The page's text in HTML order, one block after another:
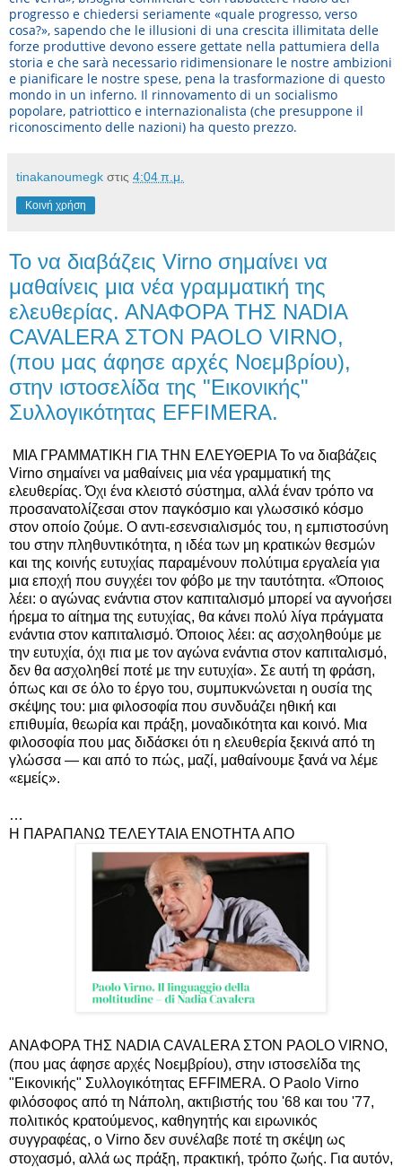
progresso e chiedersi seriamente «quale progresso, verso
cosa?», sapendo che le illusioni di una crescita illimitata delle
forze produttive devono essere gettate nella pattumiera della
storia e che sarà necessario ridimensionare le nostre ambizioni
e pianificare le nostre spese, pena la trasformazione di questo
mondo in un inferno. Il rinnovamento di un socialismo
popolare, patriottico e internazionalista (che presuppone il
riconoscimento delle nazioni) ha questo prezzo.
tinakanoumegk στις 4:04 π.μ.
Κοινή χρήση
Το να διαβάζεις Virno σημαίνει να
μαθαίνεις μια νέα γραμματική της
ελευθερίας. ΑΝΑΦΟΡΑ ΤΗΣ NADIA
CAVALERA ΣTOΝ PAOLO VIRNO,
(που μας άφησε αρχές Νοεμβρίου),
στην ιστοσελίδα της "Εικονικής"
Συλλογικότητας EFFIMERA.
ΜΙΑ ΓΡΑΜΜΑΤΙΚΗ ΓΙΑ ΤΗΝ ΕΛΕΥΘΕΡΙΑ Το να διαβάζεις
Virno σημαίνει να μαθαίνεις μια νέα γραμματική της
ελευθερίας. Όχι ένα κλειστό σύστημα, αλλά έναν τρόπο να
προσανατολίζεσαι στον παγκόσμιο και γλωσσικό κόσμο
στον οποίο ζούμε. Ο αντι-εσενσιαλισμός του, η εμπιστοσύνη
του στην πληθυντικότητα, η ιδέα των μη κρατικών θεσμών
και της κοινής ευτυχίας παραμένουν πολύτιμα εργαλεία για
μια εποχή που συγχέει τον φόβο με την ταυτότητα. «Όποιος
λέει: ο αγώνας ενάντια στον καπιταλισμό μπορεί να αγνοήσει
ήρεμα το αίτημα της ευτυχίας, θα κάνει πολύ λίγα πράγματα
ενάντια στον καπιταλισμό. Όποιος λέει: ας ασχοληθούμε με
την ευτυχία, όχι πια με τον αγώνα ενάντια στον καπιταλισμό,
δεν θα ασχοληθεί ποτέ με την ευτυχία». Σε αυτή τη φράση,
όπως και σε όλο το έργο του, συμπυκνώνεται η ουσία της
σκέψης του: μια φιλοσοφία που συνδυάζει ηθική και
επιθυμία, θεωρία και πράξη, μοναδικότητα και κοινό. Μια
φιλοσοφία που μας διδάσκει ότι η ελευθερία ξεκινά από τη
γλώσσα — και από το πώς, μαζί, μαθαίνουμε ξανά να λέμε
«εμείς».
…
H ΠΑΡΑΠΑΝΩ TEΛEYTAIA ENOTHTA ΑΠΟ
ΑΝΑΦΟΡΑ ΤΗΣ NADIA CAVALERA ΣTOΝ PAOLO VIRNO,
(που μας άφησε αρχές Νοεμβρίου), στην ιστοσελίδα της
"Εικονικής" Συλλογικότητας EFFIMERA. Ο Paolo Virno
φιλόσοφος από τη Νάπολη, ακτιβιστής του '68 και του '77,
πολιτικός κρατούμενος, καθηγητής και ειρωνικός
συγγραφέας, ο Virno δεν συνέλαβε ποτέ τη σκέψη ως
στοχασμό, αλλά ως πράξη, πρακτική, τρόπο ζωής. Για αυτόν,